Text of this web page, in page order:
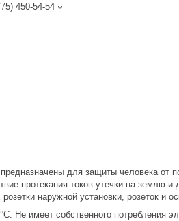
450-54-54
для защиты человека от
протекания токов утечки на землю и
наружной установки, розеток и
Не имеет собственного потребления